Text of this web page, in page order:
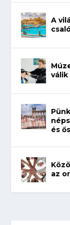
A
és
az